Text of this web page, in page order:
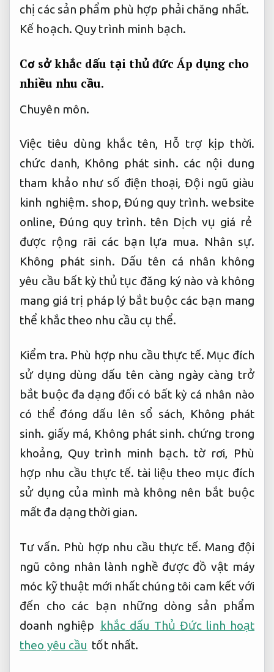
chị các sản phẩm phù hợp phải chăng nhất.
Kế hoạch. Quy trình minh bạch.
Cơ sở khắc dấu tại thủ đức Áp dụng cho
nhiều nhu cầu.
Chuyên môn.
Việc tiêu dùng khắc tên, Hỗ trợ kịp thời.
chức danh, Không phát sinh. các nội dung
tham khảo như số điện thoại,Đội ngũ giàu
kinh nghiệm. shop,Đúng quy trình. website
online,Đúng quy trình. tên Dịch vụ giá rẻ
được rộng rãi các bạn lựa mua. Nhân sự.
Không phát sinh. Dấu tên cá nhân không
yêu cầu bất kỳ thủ tục đăng ký nào và không
mang giá trị pháp lý bắt buộc các bạn mang
thể khắc theo nhu cầu cụ thể.
Kiểm tra. Phù hợp nhu cầu thực tế. Mục đích
sử dụng dùng dấu tên càng ngày càng trở
bắt buộc đa dạng đối có bất kỳ cá nhân nào
có thể đóng dấu lên sổ sách, Không phát
sinh. giấy má, Không phát sinh. chứng trong
khoảng, Quy trình minh bạch. tờ rơi, Phù
hợp nhu cầu thực tế. tài liệu theo mục đích
sử dụng của mình mà không nên bắt buộc
mất đa dạng thời gian.
Tư vấn. Phù hợp nhu cầu thực tế. Mang đội
ngũ công nhân lành nghề được đồ vật máy
móc kỹ thuật mới nhất chúng tôi cam kết với
đến cho các bạn những dòng sản phẩm
doanh nghiệp khắc dấu Thủ Đức linh hoạt
theo yêu cầu tốt nhất.